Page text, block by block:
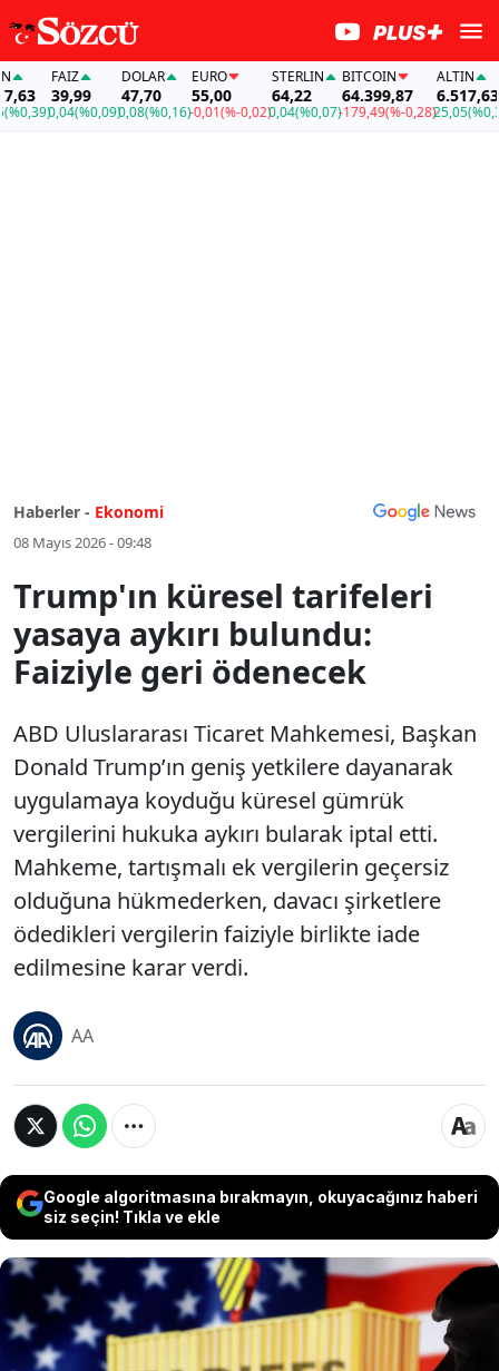
FAİZ
39,99
0,04(%0,09)
DOLAR
47,70
0,08(%0,16)
EURO
55,00
-0,01(%-0,02)
STERLIN
64,22
0,04(%0,07)
BITCOIN
64.399,87
-179,49(%-0,28)
ALTIN
6.517,63
25,05(%0,39)
Haberler - Ekonomi
08 Mayıs 2026 - 09:48
Trump'ın küresel tarifeleri
yasaya aykırı bulundu:
Faiziyle geri ödenecek
ABD Uluslararası Ticaret Mahkemesi, Başkan
Donald Trump’ın geniş yetkilere dayanarak
uygulamaya koyduğu küresel gümrük
vergilerini hukuka aykırı bularak iptal etti.
Mahkeme, tartışmalı ek vergilerin geçersiz
olduğuna hükmederken, davacı şirketlere
ödedikleri vergilerin faiziyle birlikte iade
edilmesine karar verdi.
AA
Google algoritmasına bırakmayın, okuyacağınız haberi
siz seçin! Tıkla ve ekle
ABD Uluslararası Ticaret Mahkemesi, Başkan
Donald Trump’ın geniş yetkilere dayanarak
uygulamaya koyduğu küresel gümrük vergilerini